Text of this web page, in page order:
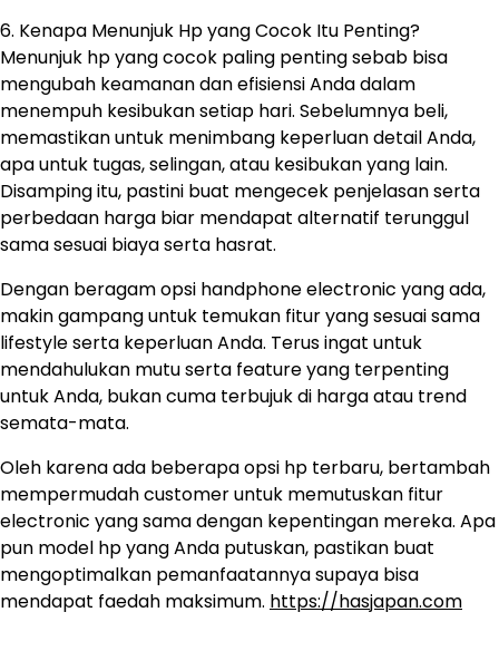
6. Kenapa Menunjuk Hp yang Cocok Itu Penting?
Menunjuk hp yang cocok paling penting sebab bisa
mengubah keamanan dan efisiensi Anda dalam
menempuh kesibukan setiap hari. Sebelumnya beli,
memastikan untuk menimbang keperluan detail Anda,
apa untuk tugas, selingan, atau kesibukan yang lain.
Disamping itu, pastini buat mengecek penjelasan serta
perbedaan harga biar mendapat alternatif terunggul
sama sesuai biaya serta hasrat.
Dengan beragam opsi handphone electronic yang ada,
makin gampang untuk temukan fitur yang sesuai sama
lifestyle serta keperluan Anda. Terus ingat untuk
mendahulukan mutu serta feature yang terpenting
untuk Anda, bukan cuma terbujuk di harga atau trend
semata-mata.
Oleh karena ada beberapa opsi hp terbaru, bertambah
mempermudah customer untuk memutuskan fitur
electronic yang sama dengan kepentingan mereka. Apa
pun model hp yang Anda putuskan, pastikan buat
mengoptimalkan pemanfaatannya supaya bisa
mendapat faedah maksimum. https://hasjapan.com